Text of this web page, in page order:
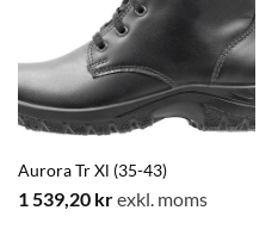
Aurora Tr Xl (35-43)
1 539,20 krexkl. moms